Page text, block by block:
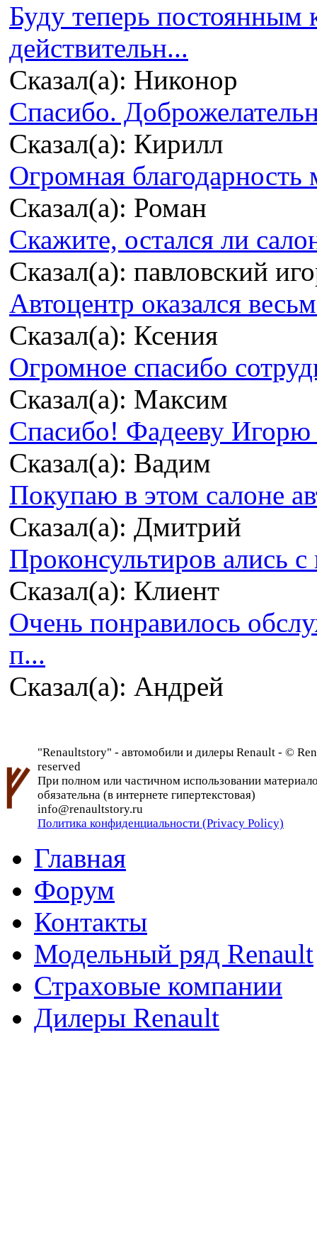
Буду теперь
действительн...
Сказал(а): Никонор
Спасибо.
Сказал(а): Кирилл
Огромная благодарность
Сказал(а): Роман
Скажите, остался ли
Сказал(а): павловский
Автоцентр оказался
Сказал(а): Ксения
Огромное спасибо
Сказал(а): Максим
Спасибо! Фадееву Игорю
Сказал(а): Вадим
Покупаю в этом салоне
Сказал(а): Дмитрий
Проконсультиров ались
Сказал(а): Клиент
Очень понравилось
п...
Сказал(а): Андрей
"Renaultstory" - автомобили и дилеры Renault - ©
reserved
При полном или частичном использовании
обязательна (в интернете гипертекстовая)
info@renaultstory.ru
Политика конфиденциальности (Privacy Policy)
Главная
Форум
Контакты
Модельный ряд Renault
Страховые компании
Дилеры Renault